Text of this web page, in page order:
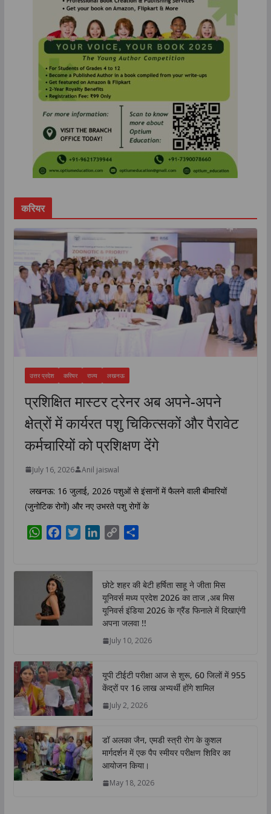
करियर
उत्तर प्रदेश करियर राज्य लखनऊ
प्रशिक्षित मास्टर ट्रेनर अब अपने-अपने
क्षेत्रों में कार्यरत पशु चिकित्सकों और पैरावेट
कर्मचारियों को प्रशिक्षण देंगे
July 16, 2026 Anil jaiswal
लखनऊ: 16 जुलाई, 2026 पशुओं से इंसानों में फैलने वाली बीमारियों
(जुनोटिक रोगों) और नए उभरते पशु रोगों के
W
s
A
p
e
b
o
e
d
I
n
L
i
n
k
r
e
छोटे शहर की बेटी हर्षिता साहू ने जीता मिस
यूनिवर्स मध्य प्रदेश 2026 का ताज ,अब मिस
यूनिवर्स इंडिया 2026 के ग्रैंड फिनाले में दिखाएंगी
अपना जलवा !!
July 10, 2026
यूपी टीईटी परीक्षा आज से शुरू, 60 जिलों में 955
केंद्रों पर 16 लाख अभ्यर्थी होंगे शामिल
July 2, 2026
डॉ अलका जैन, एमडी स्त्री रोग के कुशल
मार्गदर्शन में एक पैप स्मीयर परीक्षण शिविर का
आयोजन किया।
May 18, 2026